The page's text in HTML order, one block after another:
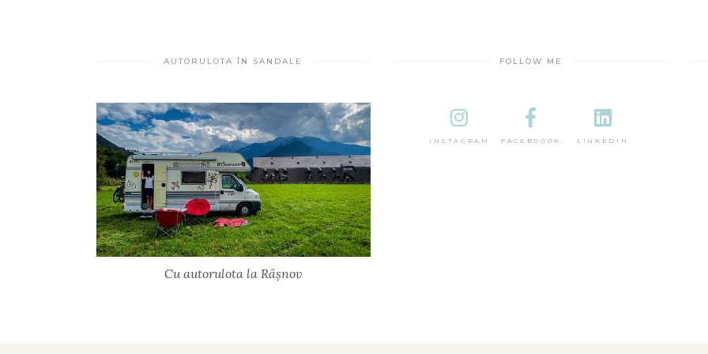
AUTORULOTA ÎN SANDALE
Cu autorulota la Râșnov
FOLLOW ME
INSTAGRAM FACEBOOOK LINKEDIN